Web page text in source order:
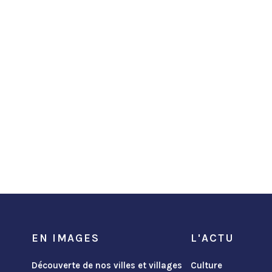
EN IMAGES
Découverte de nos villes et villages
L'ACTU
Culture